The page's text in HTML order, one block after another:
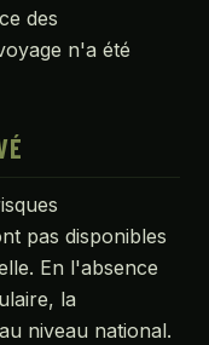
des
n'a été
pas disponibles
En l'absence
la
niveau national.